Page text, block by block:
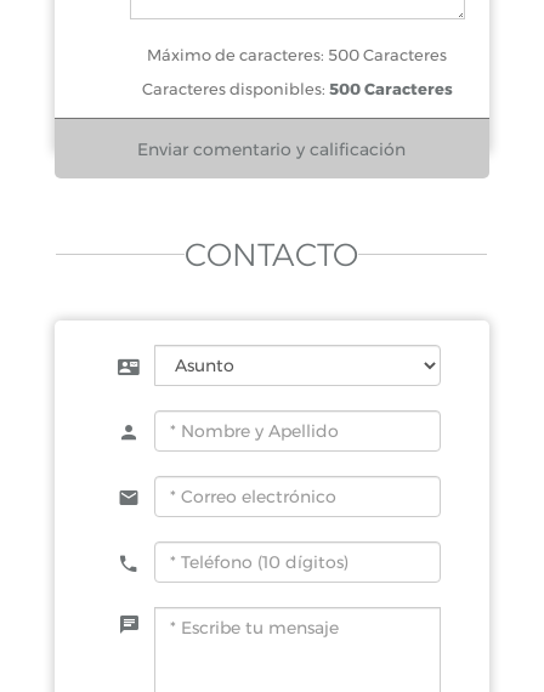
Máximo de caracteres: 500 Caracteres
Caracteres disponibles: 500 Caracteres
CONTACTO